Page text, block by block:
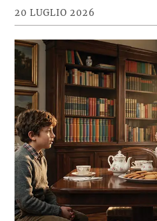
20 LUGLIO 2026